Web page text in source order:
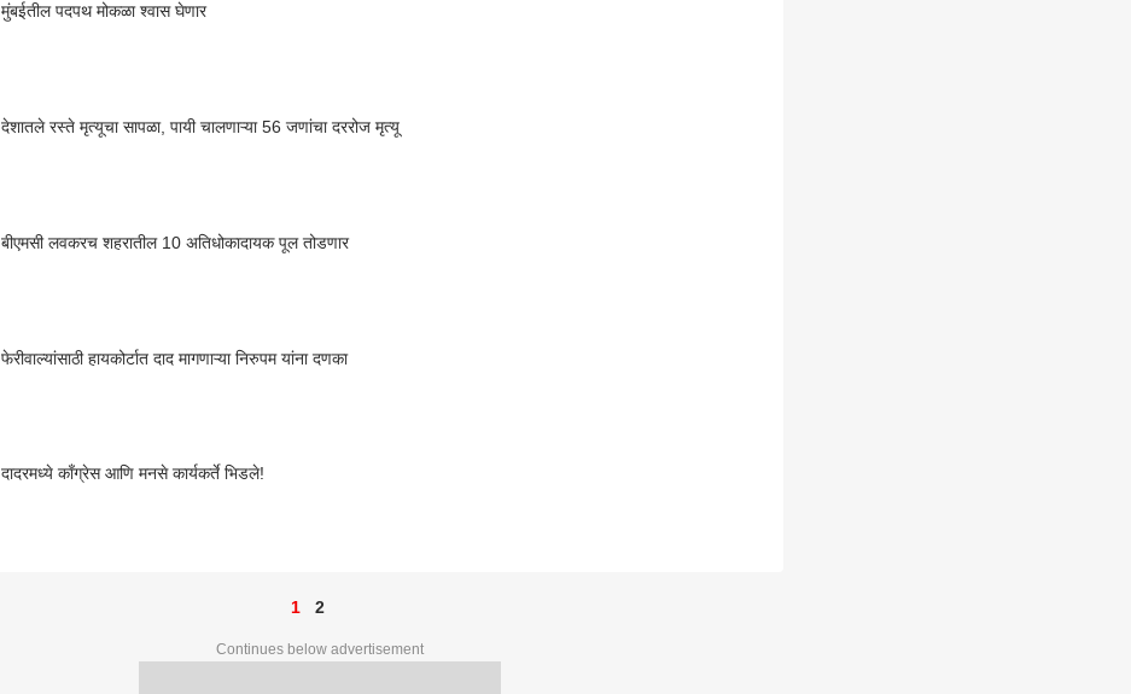
मुंबईतील पदपथ मोकळा श्वास घेणार
देशातले रस्ते मृत्यूचा सापळा, पायी चालणाऱ्या 56 जणांचा दररोज मृत्यू
बीएमसी लवकरच शहरातील 10 अतिधोकादायक पूल तोडणार
फेरीवाल्यांसाठी हायकोर्टात दाद मागणाऱ्या निरुपम यांना दणका
दादरमध्ये काँग्रेस आणि मनसे कार्यकर्ते भिडले!
1 2
Continues below advertisement